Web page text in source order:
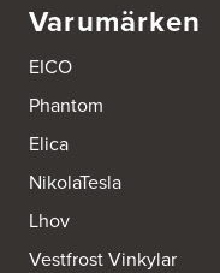
Varumärken
EICO
Phantom
Elica
NikolaTesla
Lhov
Vestfrost Vinkylar